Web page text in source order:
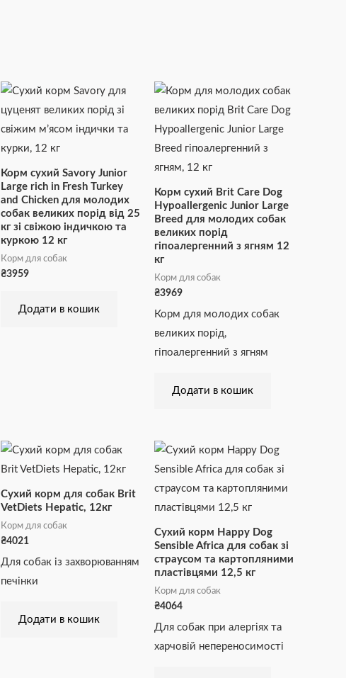
Корм сухий Savory Junior
Large rich in Fresh Turkey
and Chicken для молодих
собак великих порід від 25
кг зі свіжою індичкою та
куркою 12 кг
Корм для собак
₴3959
Додати в кошик
Корм сухий Brit Care Dog
Hypoallergenic Junior Large
Breed для молодих собак
великих порід
гіпоалергенний з ягням 12
кг
Корм для собак
₴3969
Корм для молодих собак
великих порід,
гіпоалергенний з ягням
Додати в кошик
Сухий корм для собак Brit
VetDiets Hepatic, 12кг
Корм для собак
₴4021
Для собак із захворюванням
печінки
Додати в кошик
Сухий корм Happy Dog
Sensible Africa для собак зі
страусом та картопляними
пластівцями 12,5 кг
Корм для собак
₴4064
Для собак при алергіях та
харчовій непереносимості